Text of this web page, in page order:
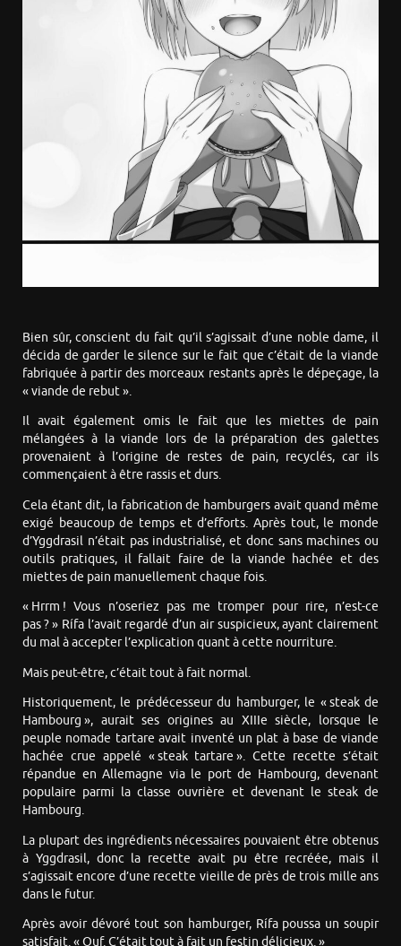
Bien sûr, conscient du fait qu’il s’agissait d’une noble dame, il
décida de garder le silence sur le fait que c’était de la viande
fabriquée à partir des morceaux restants après le dépeçage, la
« viande de rebut ».
Il avait également omis le fait que les miettes de pain
mélangées à la viande lors de la préparation des galettes
provenaient à l’origine de restes de pain, recyclés, car ils
commençaient à être rassis et durs.
Cela étant dit, la fabrication de hamburgers avait quand même
exigé beaucoup de temps et d’efforts. Après tout, le monde
d’Yggdrasil n’était pas industrialisé, et donc sans machines ou
outils pratiques, il fallait faire de la viande hachée et des
miettes de pain manuellement chaque fois.
« Hrrm ! Vous n’oseriez pas me tromper pour rire, n’est-ce
pas ? » Rífa l’avait regardé d’un air suspicieux, ayant clairement
du mal à accepter l’explication quant à cette nourriture.
Mais peut-être, c’était tout à fait normal.
Historiquement, le prédécesseur du hamburger, le « steak de
Hambourg », aurait ses origines au XIIIe siècle, lorsque le
peuple nomade tartare avait inventé un plat à base de viande
hachée crue appelé « steak tartare ». Cette recette s’était
répandue en Allemagne via le port de Hambourg, devenant
populaire parmi la classe ouvrière et devenant le steak de
Hambourg.
La plupart des ingrédients nécessaires pouvaient être obtenus
à Yggdrasil, donc la recette avait pu être recréée, mais il
s’agissait encore d’une recette vieille de près de trois mille ans
dans le futur.
Après avoir dévoré tout son hamburger, Rífa poussa un soupir
satisfait. « Ouf. C’était tout à fait un festin délicieux. »